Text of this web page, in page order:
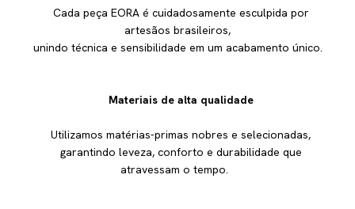
Cada peça EORA é cuidadosamente esculpida por
artesãos brasileiros,
unindo técnica e sensibilidade em um acabamento único.
Materiais de alta qualidade
Utilizamos matérias-primas nobres e selecionadas,
garantindo leveza, conforto e durabilidade que
atravessam o tempo.